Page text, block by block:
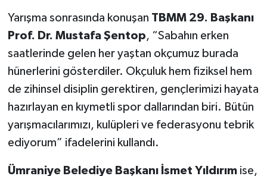
Yarışma sonrasında konuşan TBMM 29. Başkanı
Prof. Dr. Mustafa Şentop, “Sabahın erken
saatlerinde gelen her yaştan okçumuz burada
hünerlerini gösterdiler. Okçuluk hem fiziksel hem
de zihinsel disiplin gerektiren, gençlerimizi hayata
hazırlayan en kıymetli spor dallarından biri. Bütün
yarışmacılarımızı, kulüpleri ve federasyonu tebrik
ediyorum” ifadelerini kullandı.
Ümraniye Belediye Başkanı İsmet Yıldırımise,